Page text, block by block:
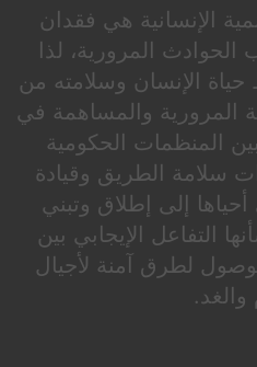
الإنسانية هي فقدان
الحوادث المرورية، لذا
حياة الإنسان وسلامته من
المرورية والمساهمة في
المنظمات الحكومية
سلامة الطريق وقيادة
إلى إطلاق وتبني
التفاعل الإيجابي بين
لطرق آمنة لأجيال
والغد.